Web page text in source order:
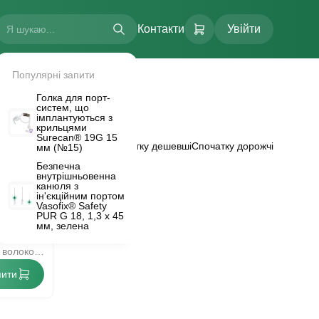
Популярні запити
Голка для порт-
систем, що
імплантуються з
крильцями
Surecan® 19G 15
мм (№15)
Безпечна
внутрішньовенна
канюля з
ін'єкційним портом
Vasofix® Safety
PUR G 18, 1,3 х 45
мм, зелена
Контакти Увійти
За популярністю Спочатку дешевшіСпочатку дорожчі
8
не